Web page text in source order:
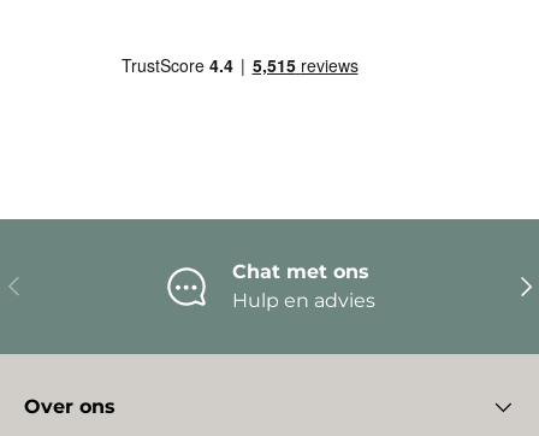
Vorige
Chat met ons
Hulp en advies
Over ons